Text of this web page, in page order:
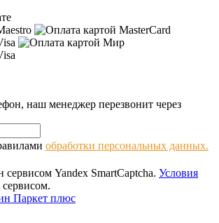
наш менеджер перезвонит через
обработки персональных данных.
Yandex SmartCaptcha. Условия